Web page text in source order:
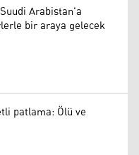
Arabistan'a
bir araya gelecek
patlama: Ölü ve